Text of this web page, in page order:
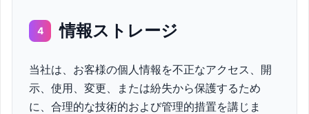
4 情報ストレージ
当社は、お客様の個人情報を不正なアクセス、開
示、使用、変更、または紛失から保護するため
に、合理的な技術的および管理的措置を講じま